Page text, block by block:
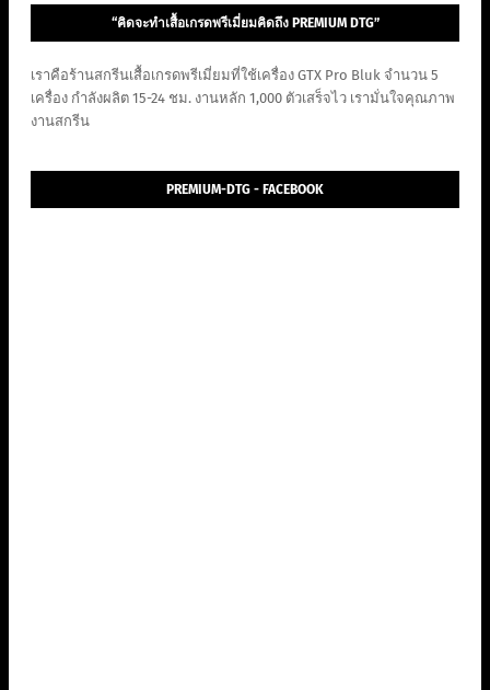
“คิดจะทำเสื้อเกรดพรีเมี่ยมคิดถึง PREMIUM DTG”
เราคือร้านสกรีนเสื้อเกรดพรีเมี่ยมที่ใช้เครื่อง GTX Pro Bluk จำนวน 5
เครื่อง กำลังผลิต 15-24 ชม. งานหลัก 1,000 ตัวเสร็จไว เรามั่นใจคุณภาพ
งานสกรีน
PREMIUM-DTG - FACEBOOK